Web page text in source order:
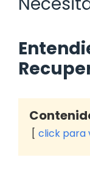
click para